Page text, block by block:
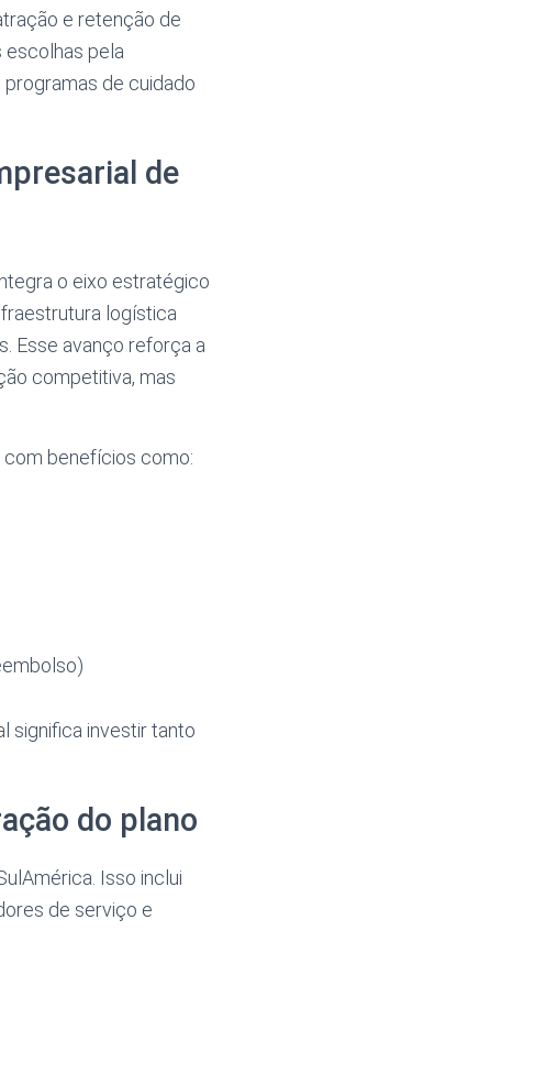
e retenção de
escolhas pela
de cuidado
de
o eixo estratégico
logística
Esse avanço reforça a
competitiva, mas
benefícios como:
significa investir tanto
do plano
Isso inclui
de serviço e